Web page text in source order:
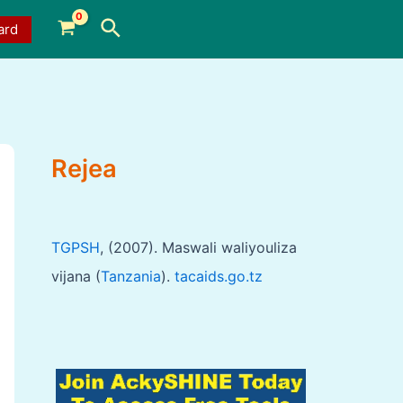
Search
Rejea
TGPSH, (2007). Maswali waliyouliza
vijana (Tanzania). tacaids.go.tz